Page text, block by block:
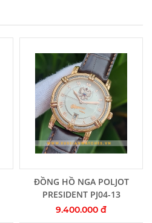
Thêm vào giỏ hàng
ĐỒNG HỒ NGA POLJOT
PRESIDENT PJ04-13
9.400.000 đ